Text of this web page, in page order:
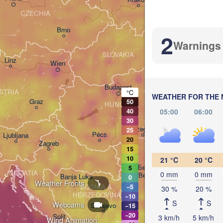
2Warnings
WEATHER FOR THE
05:00
06:00
21 °C
0 mm
30 %
S
3 km/h
20 °C
0 mm
20 %
S
5 km/h
Wind Animation:
Webcams
Weather Fronts
Brno
CZECHIA
Wien
Budapest
Београд
(Beograd)
Zagreb
Linz
Ниш
Sarajevo
Ljubljana
Košice
Split
Szeged
Banja Luka
Pécs
Graz HUNGARY
SERBIA
CROATIA
BOSNIA &
HERZEGOVINA
SLOVAKIA
Cluj-
°C
50
40
30
25
20
15
10
5
0
−5
−10
−15
−20